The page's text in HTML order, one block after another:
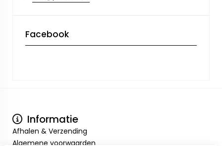
Facebook
Informatie
Afhalen & Verzending
Algemene voorwaarden